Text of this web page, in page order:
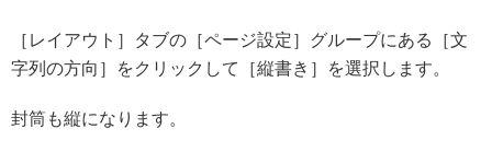
［レイアウト］タブの［ページ設定］グループにある［文
字列の方向］をクリックして［縦書き］を選択します。
封筒も縦になります。